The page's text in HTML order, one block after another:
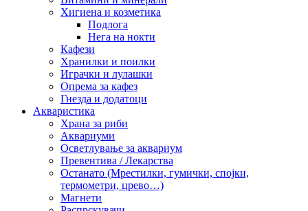
Хигиена и козметика
Подлога
Нега на нокти
Кафези
Хранилки и поилки
Играчки и лулашки
Опрема за кафез
Гнезда и додатоци
Акваристика
Храна за риби
Аквариуми
Осветлување за аквариум
Превентива / Лекарства
Останато (Мрестилки, гумички, спојки,
термометри, црево…)
Магнети